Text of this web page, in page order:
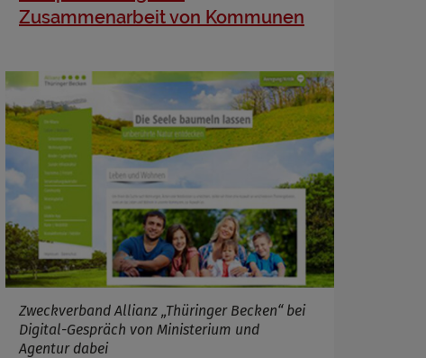
Zusammenarbeit von Kommunen
Zweckverband Allianz „Thüringer Becken“ bei
Digital-Gespräch von Ministerium und
Agentur dabei